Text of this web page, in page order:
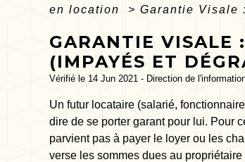
en location
> Garantie Visale
GARANTIE VISALE
(IMPAYÉS ET
Vérifié le 14 Jun 2021 - Direction de
Un futur locataire (salarié,
dire de se porter garant pour lui. Pour
parvient pas à payer le loyer ou les
verse les sommes dues au propriétaire